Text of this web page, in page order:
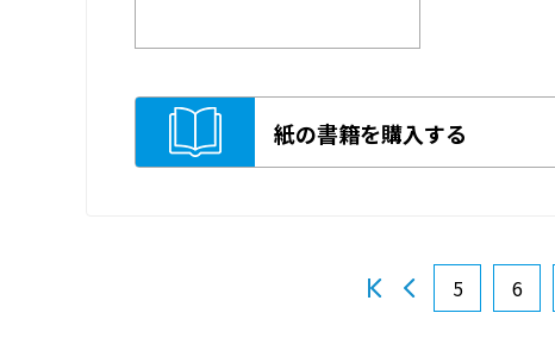
紙の書籍を購入する
5 6